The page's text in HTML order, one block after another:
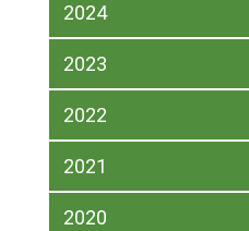
2024
2023
2022
2021
2020